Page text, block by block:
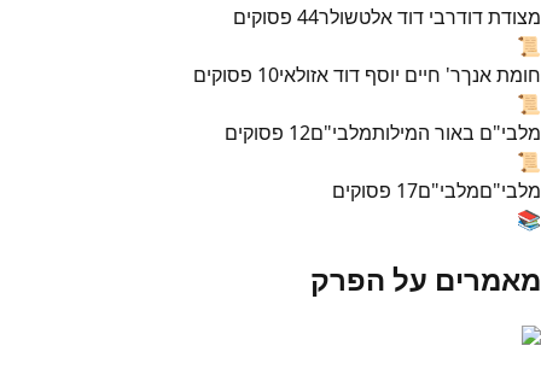
מצודת דודרבי דוד אלטשולר44 פסוקים
📜
חומת אנךר' חיים יוסף דוד אזולאי10 פסוקים
📜
מלבי"ם באור המילותמלבי"ם12 פסוקים
📜
מלבי"םמלבי"ם17 פסוקים
📚
מאמרים על הפרק